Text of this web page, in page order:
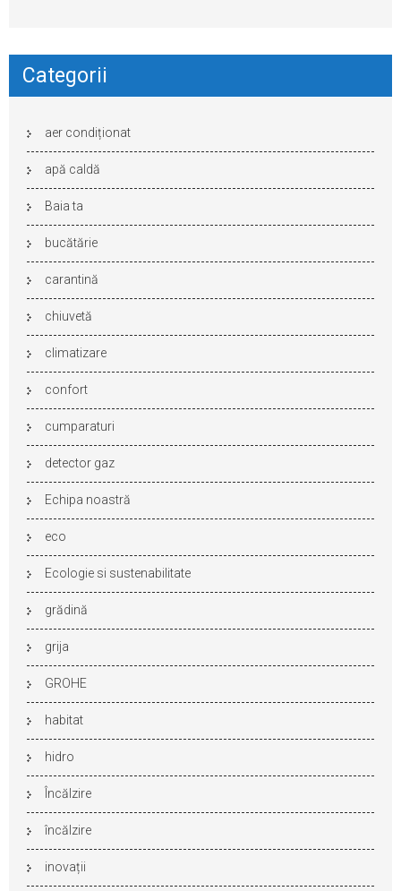
Categorii
aer condiționat
apă caldă
Baia ta
bucătărie
carantină
chiuvetă
climatizare
confort
cumparaturi
detector gaz
Echipa noastră
eco
Ecologie si sustenabilitate
grădină
grija
GROHE
habitat
hidro
Încălzire
încălzire
inovații